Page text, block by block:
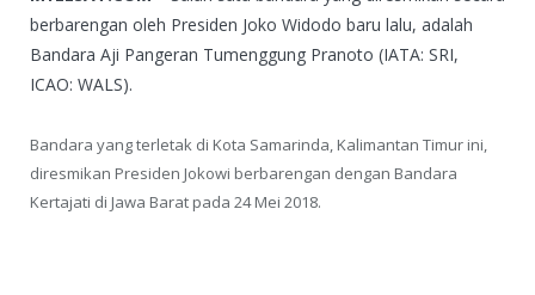
berbarengan oleh Presiden Joko Widodo baru lalu, adalah
Bandara Aji Pangeran Tumenggung Pranoto (IATA: SRI,
ICAO: WALS).
Bandara yang terletak di Kota Samarinda, Kalimantan Timur ini,
diresmikan Presiden Jokowi berbarengan dengan Bandara
Kertajati di Jawa Barat pada 24 Mei 2018.